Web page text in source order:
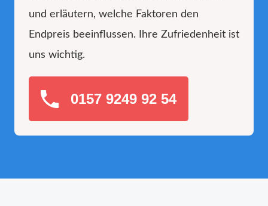
und erläutern, welche Faktoren den
Endpreis beeinflussen. Ihre Zufriedenheit ist
uns wichtig.
0157 9249 92 54